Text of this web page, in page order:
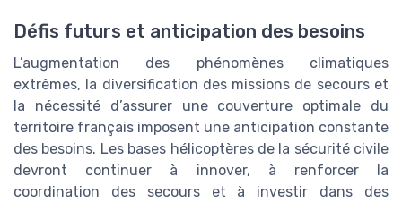
Défis futurs et anticipation des besoins
L’augmentation des phénomènes climatiques
extrêmes, la diversification des missions de secours et
la nécessité d’assurer une couverture optimale du
territoire français imposent une anticipation constante
des besoins. Les bases hélicoptères de la sécurité civile
devront continuer à innover, à renforcer la
coordination des secours et à investir dans des